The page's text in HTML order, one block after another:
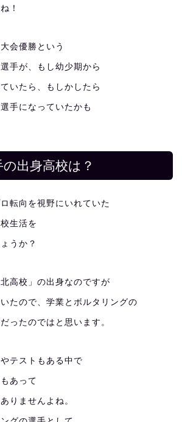
！
会優勝という
手が、もし幼少期から
いたら、もしかしたら
手になっていたかも
出身高校は？
転向を視野にいれていた
生活を
うか？
高校」の出身なのですが
たので、学業とボルタリングの
ったのではと思います。
テストもある中で
あって
りませんよね。